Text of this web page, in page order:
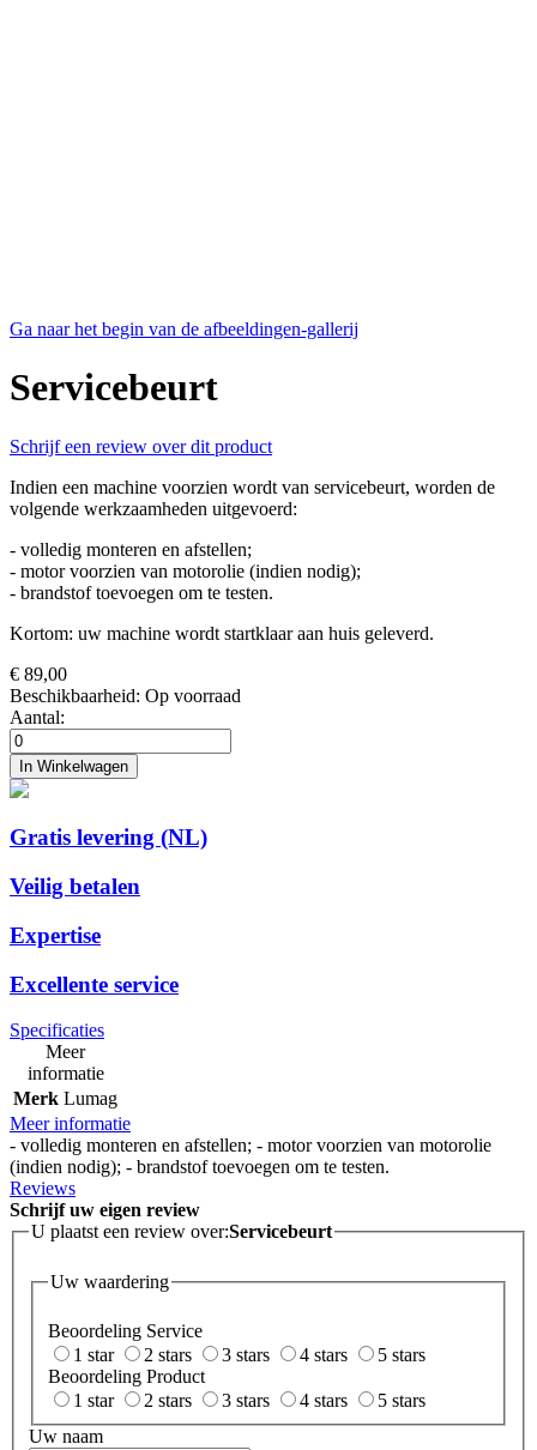
Ga naar het begin van de afbeeldingen-gallerij
Servicebeurt
Schrijf een review over dit product
Indien een machine voorzien wordt van servicebeurt, worden de
volgende werkzaamheden uitgevoerd:
- volledig monteren en afstellen;
- motor voorzien van motorolie (indien nodig);
- brandstof toevoegen om te testen.
Kortom: uw machine wordt startklaar aan huis geleverd.
€ 89,00
Beschikbaarheid: Op voorraad
Aantal:
In Winkelwagen
Gratis levering (NL)
Veilig betalen
Expertise
Excellente service
Specificaties
Meer
informatie
Merk Lumag
Meer informatie
- volledig monteren en afstellen; - motor voorzien van motorolie
(indien nodig); - brandstof toevoegen om te testen.
Reviews
Schrijf uw eigen review
U plaatst een review over:Servicebeurt
Uw waardering
Beoordeling Service
1 star
2 stars 3 stars 4 stars
5 stars
Beoordeling Product
1 star
2 stars 3 stars 4 stars
5 stars
Uw naam